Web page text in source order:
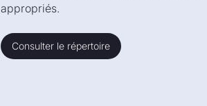
appropriés.
Consulter le répertoire
Consulter le répertoire